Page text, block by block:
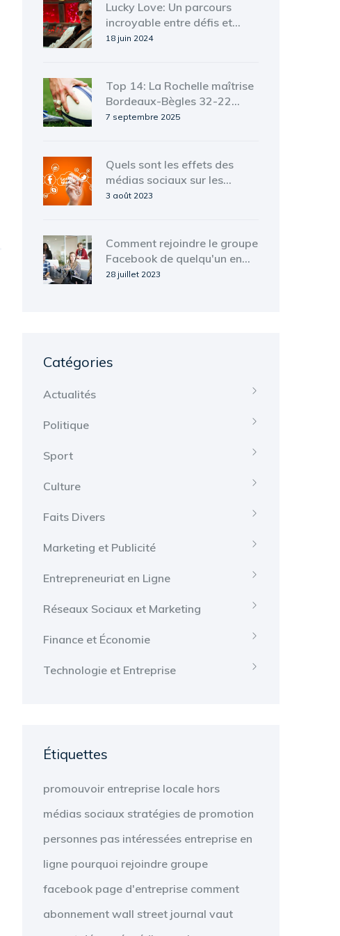
Lucky Love: Un parcours
incroyable entre défis et
succès avec la sortie
18 juin 2024
Top 14: La Rochelle maîtrise
Bordeaux-Bègles 32-22
malgré la révolte à 14
7 septembre 2025
Quels sont les effets des
médias sociaux sur les
entreprises ?
3 août 2023
Comment rejoindre le groupe
Facebook de quelqu'un en
tant que page d'entreprise?
28 juillet 2023
Catégories
Actualités
Politique
Sport
Culture
Faits Divers
Marketing et Publicité
Entrepreneuriat en Ligne
Réseaux Sociaux et Marketing
Finance et Économie
Technologie et Entreprise
Étiquettes
promouvoir entreprise locale hors
médias sociaux stratégies de promotion
personnes pas intéressées entreprise en
ligne pourquoi rejoindre groupe
facebook page d'entreprise comment
abonnement wall street journal vaut